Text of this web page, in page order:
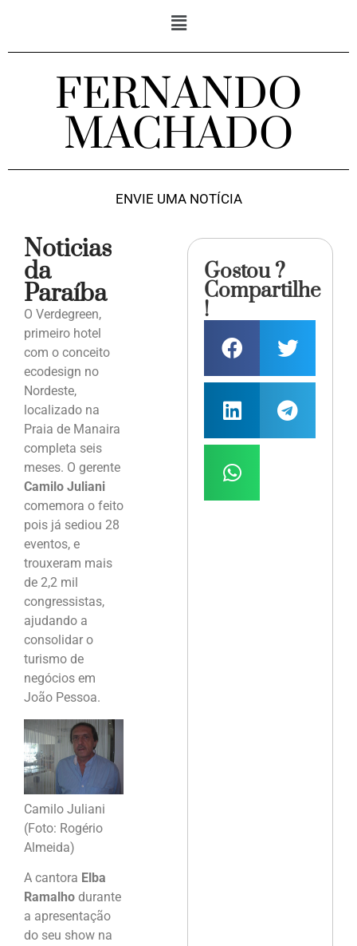
FERNANDO
MACHADO
ENVIE UMA NOTÍCIA
Noticias
da
Paraíba
O Verdegreen,
primeiro hotel
com o conceito
ecodesign no
Nordeste,
localizado na
Praia de Manaira
completa seis
meses. O gerente
Camilo Juliani
comemora o feito
pois já sediou 28
eventos, e
trouxeram mais
de 2,2 mil
congressistas,
ajudando a
consolidar o
turismo de
negócios em
João Pessoa.
Camilo Juliani
(Foto: Rogério
Almeida)
A cantora Elba
Ramalho durante
a apresentação
do seu show na
Gostou ?
Compartilhe
!